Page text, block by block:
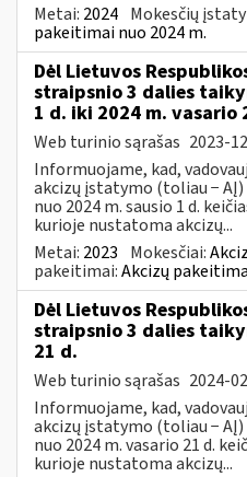
Metai: 2024 Mokesčių
pakeitimai nuo 2024 m.
Dėl Lietuvos
straipsnio 3 dalies
1 d. iki 2024 m. vasario
Web turinio sąrašas 2023-
Informuojame, kad,
akcizų įstatymo (toliau −
nuo 2024 m. sausio 1 d.
kurioje nustatoma akcizų...
Metai: 2023 Mokesčiai:
pakeitimai:Akcizų
Dėl Lietuvos
straipsnio 3 dalies
21 d.
Web turinio sąrašas 2024-
Informuojame, kad,
akcizų įstatymo (toliau −
nuo 2024 m. vasario 21 d.
kurioje nustatoma akcizų...